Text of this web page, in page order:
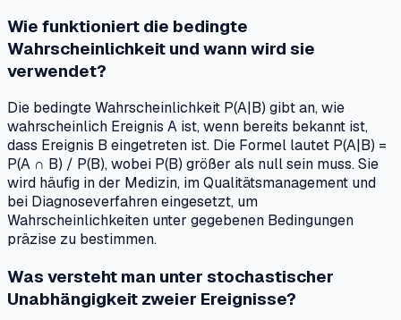
Wie funktioniert die bedingte
Wahrscheinlichkeit und wann wird sie
verwendet?
Die bedingte Wahrscheinlichkeit P(A|B) gibt an, wie
wahrscheinlich Ereignis A ist, wenn bereits bekannt ist,
dass Ereignis B eingetreten ist. Die Formel lautet P(A|B) =
P(A ∩ B) / P(B), wobei P(B) größer als null sein muss. Sie
wird häufig in der Medizin, im Qualitätsmanagement und
bei Diagnoseverfahren eingesetzt, um
Wahrscheinlichkeiten unter gegebenen Bedingungen
präzise zu bestimmen.
Was versteht man unter stochastischer
Unabhängigkeit zweier Ereignisse?